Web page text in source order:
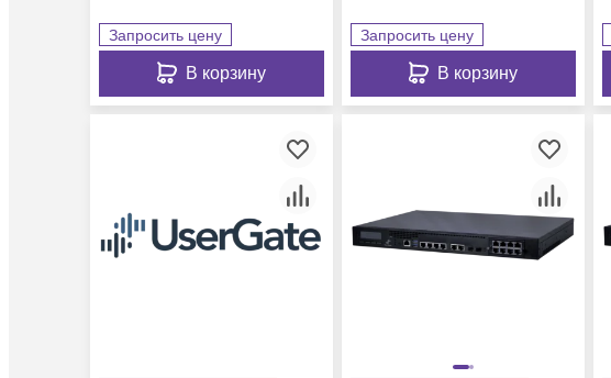
Запросить цену
В корзину
Запросить цену
В корзину